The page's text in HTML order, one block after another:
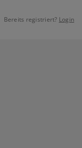
Bereits registriert? Login